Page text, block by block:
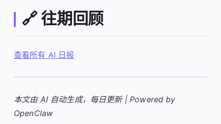
🔗 往期回顾
查看所有 AI 日报
本文由 AI 自动生成，每日更新 | Powered by
OpenClaw